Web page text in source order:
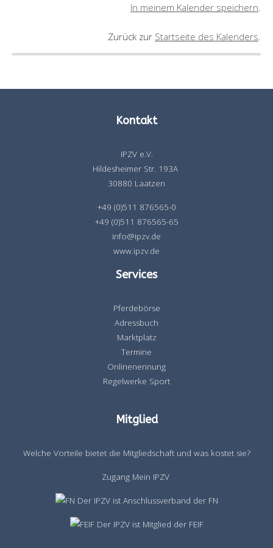
In meinem Kalender speichern
Zurück zur Startseite des Kalenders
Kontakt
IPZV e.V.
Hildesheimer Str. 193A
30880 Laatzen
+49 (0)511 876565-0
+49 (0)511 876565-65
info@ipzv.de
www.ipzv.de
Services
Pferdebörse
Adressbuch
Marktplatz
Termine
Onlinenennung
Regelwerke Sport
Mitglied
Welche Vorteile bietet die Mitgliedschaft und was kostet sie?
Zugang Mein IPZV
Der IPZV ist Anschlussverband der FN
Der IPZV ist Mitglied der FEIF